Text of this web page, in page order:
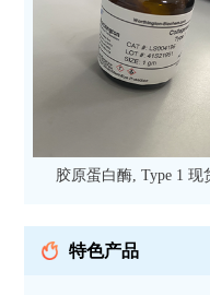
胶原蛋白酶, Type 1 现
特色产品